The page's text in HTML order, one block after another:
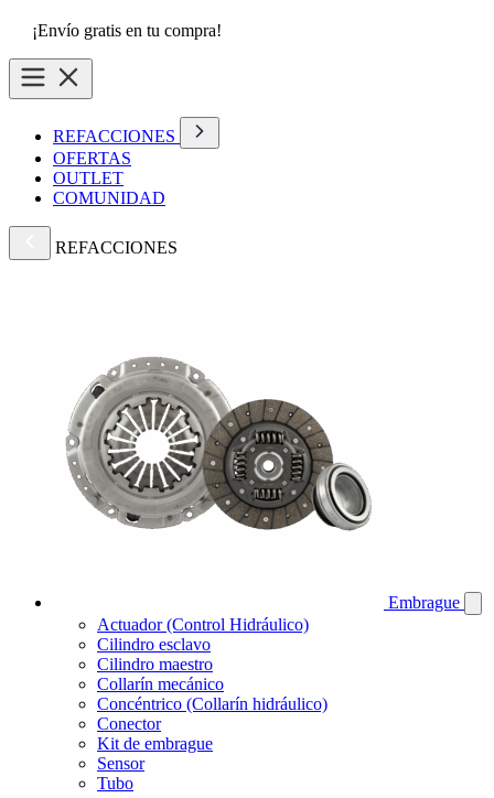
¡Envío gratis en tu compra!
REFACCIONES
OFERTAS
OUTLET
COMUNIDAD
REFACCIONES
Embrague
Actuador (Control Hidráulico)
Cilindro esclavo
Cilindro maestro
Collarín mecánico
Concéntrico (Collarín hidráulico)
Conector
Kit de embrague
Sensor
Tubo